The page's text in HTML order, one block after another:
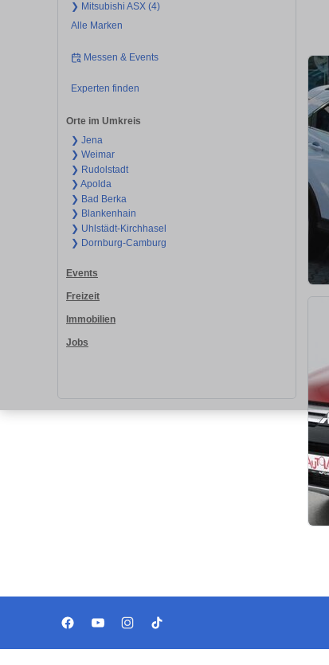
❯ Mitsubishi ASX (4)
Alle Marken
Messen & Events
Experten finden
Orte im Umkreis
❯ Jena
❯ Weimar
❯ Rudolstadt
❯ Apolda
❯ Bad Berka
❯ Blankenhain
❯ Uhlstädt-Kirchhasel
❯ Dornburg-Camburg
Events
Freizeit
Immobilien
Jobs